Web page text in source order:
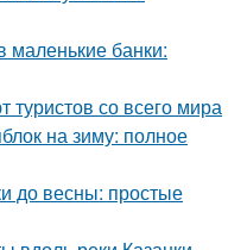
маленькие банки:
туристов со всего мира
на зиму: полное
до весны: простые